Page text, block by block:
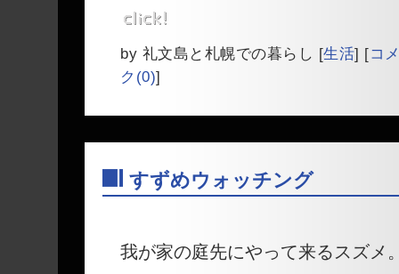
by 礼文島と札幌での暮らし [生活] [コ
ク(0)]
すずめウォッチング
我が家の庭先にやって来るスズメ